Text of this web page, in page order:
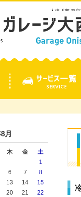
木津川市 奈
月
木 金 土
1
6 7
8
13 14
15
20 21
22